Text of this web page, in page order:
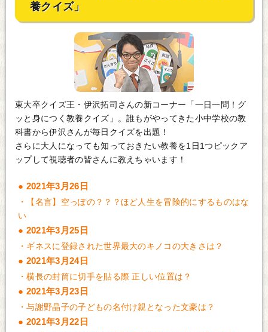
養クイズ」
東大卒クイズ王・伊沢拓司さんの新コーナー「一日一問！グ
ッと身につく教養クイズ」。誰もがやってきた小中学校の教
科書から伊沢さんが毎日クイズを出題！
さらに大人になっても知っておきたい教養を1日1つピックア
ップして視聴者の皆さんに教えちゃいます！
2021年3月26日
・
【名言】空っぽの？？？ほど人生を冒険的にするものはな
い
2021年3月25日
・ ギネスに登録された世界最大のキノコの大きさは？
2021年3月24日
・横長の封筒に切手を貼る際 正しい位置は？
2021年3月23日
・与謝野晶子の子どもの名付け親となった文豪は？
2021年3月22日